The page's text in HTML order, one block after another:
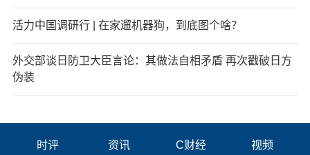
活力中国调研行 | 在家遛机器狗，到底图个啥？
外交部谈日防卫大臣言论：其做法自相矛盾 再次戳破日方
伪装
时评 资讯 C财经 视频